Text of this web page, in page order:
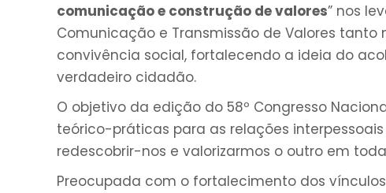
comunicação e construção de valores” nos
Comunicação e Transmissão de Valores
convivência social, fortalecendo a ideia do
verdadeiro cidadão.
O objetivo da edição do 58º Congresso
teórico-práticas para as relações
redescobrir-nos e valorizarmos o outro em
Preocupada com o fortalecimento dos